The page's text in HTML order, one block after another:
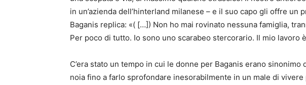
in un’azienda dell’hinterland milanese – e il suo capo gli offre
Baganis replica: «( […]) Non ho mai rovinato nessuna famiglia,
Per poco di tutto. Io sono uno scarabeo stercorario. Il mio lavoro
C’era stato un tempo in cui le donne per Baganis erano
noia fino a farlo sprofondare inesorabilmente in un male di